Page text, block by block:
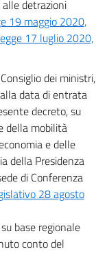
detrazioni
19 maggio 2020,
17 luglio 2020,
dei ministri,
data di entrata
decreto, su
della mobilità
e delle
della Presidenza
di Conferenza
28 agosto
base regionale
conto del